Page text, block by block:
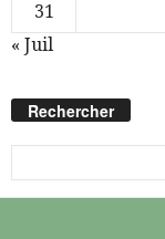
31
« Juil
Rechercher